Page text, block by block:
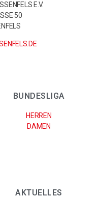
E.V.
50
BUNDESLIGA
HERREN
DAMEN
AKTUELLES